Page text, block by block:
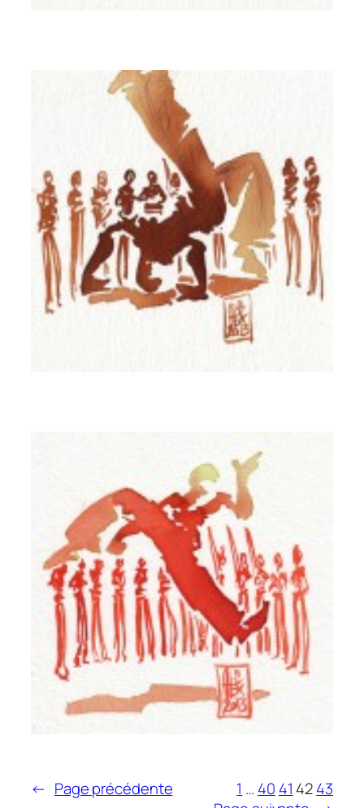
← Page précédente 1 … 40 41 4243